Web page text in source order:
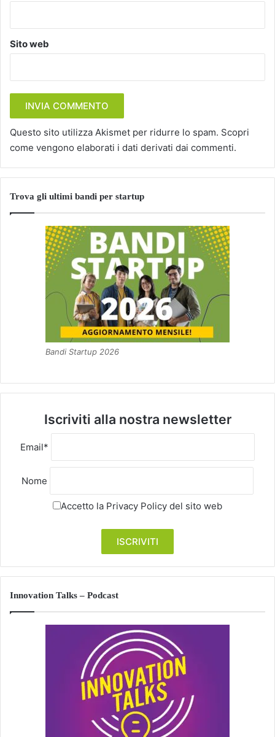
Sito web
Questo sito utilizza Akismet per ridurre lo spam. Scopri
come vengono elaborati i dati derivati dai commenti.
Trova gli ultimi bandi per startup
Bandi Startup 2026
Iscriviti alla nostra newsletter
Email*
Nome
Accetto la Privacy Policy del sito web
Innovation Talks – Podcast